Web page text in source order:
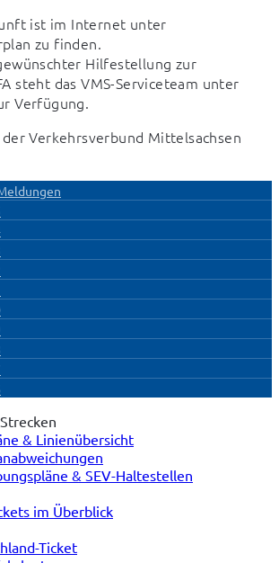
ist im Internet unter
zu finden.
Hilfestellung zur
steht das VMS-Serviceteam unter
Verfügung.
Verkehrsverbund Mittelsachsen
& Linienübersicht
& SEV-Haltestellen
im Überblick
Ticket